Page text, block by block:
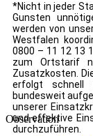
*Nicht in jeder
Gunsten
werden von
Westfalen
0800 – 11 12 13
zum Ortstarif
Zusatzkosten.
erfolgt schnell
bundesweit
unserer
und effektive
durchzuführen.
Observation